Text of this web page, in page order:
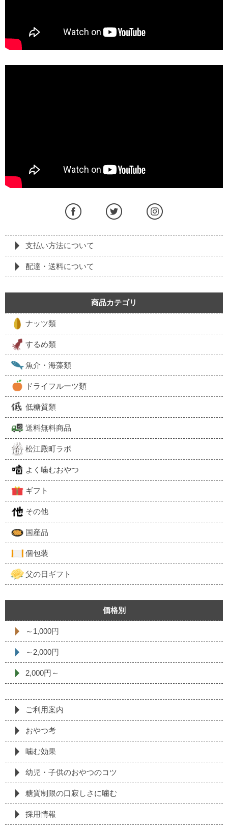
支払い方法について
配達・送料について
商品カテゴリ
ナッツ類
するめ類
魚介・海藻類
ドライフルーツ類
低糖質類
送料無料商品
松江殿町ラボ
よく噛むおやつ
ギフト
その他
国産品
個包装
父の日ギフト
価格別
～1,000円
～2,000円
2,000円～
ご利用案内
おやつ考
噛む効果
幼児・子供のおやつのコツ
糖質制限の⼝寂しさに噛む
採⽤情報